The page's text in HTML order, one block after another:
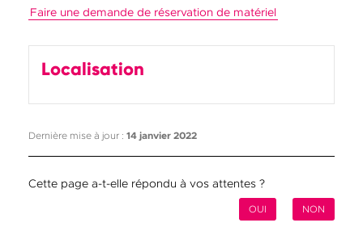
Faire une demande de réservation de matériel
Localisation
Dernière mise à jour : 14 janvier 2022
Cette page a-t-elle répondu à vos attentes ?
NON
OUI